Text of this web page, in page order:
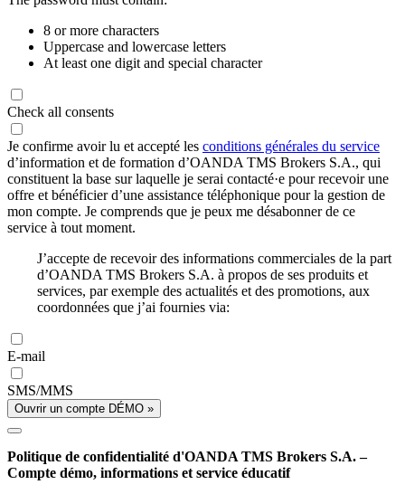
8 or more characters
Uppercase and lowercase letters
At least one digit and special character
Check all consents
Je confirme avoir lu et accepté les conditions générales du service
d’information et de formation d’OANDA TMS Brokers S.A., qui
constituent la base sur laquelle je serai contacté·e pour recevoir une
offre et bénéficier d’une assistance téléphonique pour la gestion de
mon compte. Je comprends que je peux me désabonner de ce
service à tout moment.
J’accepte de recevoir des informations commerciales de la part
d’OANDA TMS Brokers S.A. à propos de ses produits et
services, par exemple des actualités et des promotions, aux
coordonnées que j’ai fournies via:
E-mail
SMS/MMS
Ouvrir un compte DÉMO »
Politique de confidentialité d'OANDA TMS Brokers S.A. –
Compte démo, informations et service éducatif